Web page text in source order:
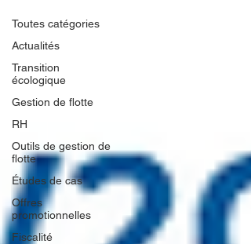
Toutes catégories
Actualités
Transition
écologique
Gestion de flotte
RH
Outils de gestion de
flotte
Études de cas
Offres
promotionnelles
Fiscalité